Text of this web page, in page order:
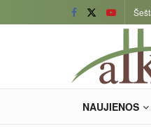
NAUJIENOS